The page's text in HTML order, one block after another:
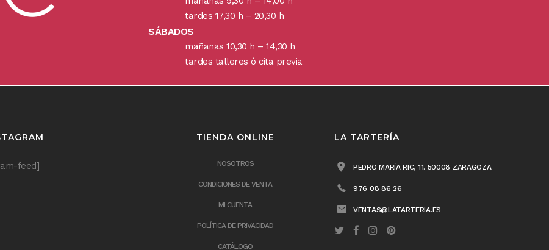
tardes 17,30 h – 20,30 h
SÁBADOS
mañanas 10,30 h – 14,30 h
tardes talleres ó cita previa
feed]
TIENDA ONLINE
NOSOTROS
CONDICIONES DE VENTA
MI CUENTA
POLÍTICA DE PRIVACIDAD
CATÁLOGO
LA TARTERÍA
PEDRO MARÍA RIC, 11. 50008 ZARAGOZA
976 08 86 26
VENTAS@LATARTERIA.ES